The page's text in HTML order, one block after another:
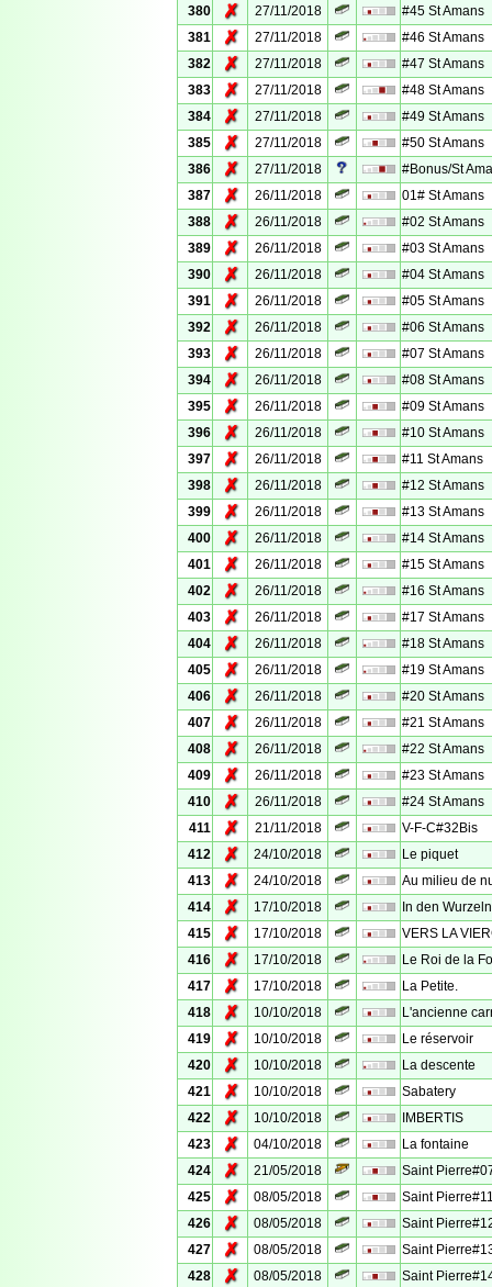
380
✗ 27/11/2018
#45 St Amans
381
✗ 27/11/2018
#46 St Amans
382
✗ 27/11/2018
#47 St Amans
383
✗ 27/11/2018
#48 St Amans
384
✗ 27/11/2018
#49 St Amans
385
✗ 27/11/2018
#50 St Amans
386
✗ 27/11/2018
#Bonus/St
387
✗ 26/11/2018
01# St Amans
388
✗ 26/11/2018
#02 St Amans
389
✗ 26/11/2018
#03 St Amans
390
✗ 26/11/2018
#04 St Amans
391
✗ 26/11/2018
#05 St Amans
392
✗ 26/11/2018
#06 St Amans
393
✗ 26/11/2018
#07 St Amans
394
✗ 26/11/2018
#08 St Amans
395
✗ 26/11/2018
#09 St Amans
396
✗ 26/11/2018
#10 St Amans
397
✗ 26/11/2018
#11 St Amans
398
✗ 26/11/2018
#12 St Amans
399
✗ 26/11/2018
#13 St Amans
400
✗ 26/11/2018
#14 St Amans
401
✗ 26/11/2018
#15 St Amans
402
✗ 26/11/2018
#16 St Amans
403
✗ 26/11/2018
#17 St Amans
404
✗ 26/11/2018
#18 St Amans
405
✗ 26/11/2018
#19 St Amans
406
✗ 26/11/2018
#20 St Amans
407
✗ 26/11/2018
#21 St Amans
408
✗ 26/11/2018
#22 St Amans
409
✗ 26/11/2018
#23 St Amans
410
✗ 26/11/2018
#24 St Amans
411
✗ 21/11/2018
V-F-C#32Bis
412
✗ 24/10/2018
Le piquet
413
✗ 24/10/2018
Au milieu de
414
✗ 17/10/2018
In den
415
✗ 17/10/2018
VERS LA
416
✗ 17/10/2018
Le Roi de la
417
✗ 17/10/2018
La Petite.
418
✗ 10/10/2018
L'ancienne
419
✗ 10/10/2018
Le réservoir
420
✗ 10/10/2018
La descente
421
✗ 10/10/2018
Sabatery
422
✗ 10/10/2018
IMBERTIS
423
✗ 04/10/2018
La fontaine
424
✗ 21/05/2018
Saint
425
✗ 08/05/2018
Saint
426
✗ 08/05/2018
Saint
427
✗ 08/05/2018
Saint
428
✗ 08/05/2018 Saint